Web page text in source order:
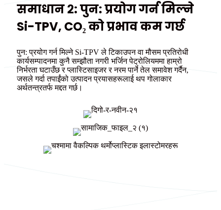
समाधान २: पुन: प्रयोग गर्न मिल्ने
Si-TPV, CO₂ को प्रभाव कम गर्छ
पुन: प्रयोग गर्न मिल्ने Si-TPV ले टिकाउपन वा मौसम प्रतिरोधी
कार्यसम्पादनमा कुनै सम्झौता नगरी भर्जिन पेट्रोलियममा हाम्रो
निर्भरता घटाउँछ र प्लास्टिसाइजर र नरम पार्ने तेल समावेश गर्दैन,
जसले गर्दा तपाईंको उत्पादन प्रयासहरूलाई थप गोलाकार
अर्थतन्त्रतर्फ मद्दत गर्छ।